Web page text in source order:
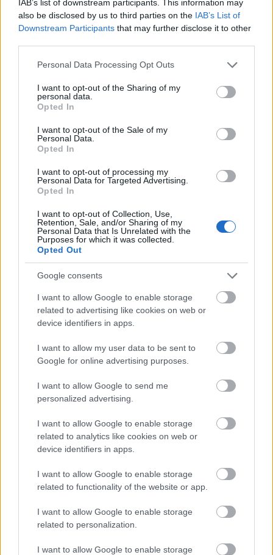
IAB’s list of downstream participants. This information may
also be disclosed by us to third parties on the IAB’s List of
Downstream Participants that may further disclose it to other
Please note that this website/app uses one or more Google
not limited to your visit or usage behaviour. You may click to
grant or deny consent to Google and its third-party tags to
use your data for below specified purposes in below Google
consent section.
Personal Data Processing Opt Outs
I want to opt-out of the Sharing of my
personal data.
Opted In
I want to opt-out of the Sale of my
Personal Data.
Opted In
I want to opt-out of processing my
Personal Data for Targeted Advertising.
Opted In
I want to opt-out of Collection, Use,
Retention, Sale, and/or Sharing of my
Personal Data that Is Unrelated with the
Purposes for which it was collected.
Opted Out
Google consents
I want to allow Google to enable storage
related to advertising like cookies on web or
device identifiers in apps.
I want to allow my user data to be sent to
Google for online advertising purposes.
I want to allow Google to send me
personalized advertising.
I want to allow Google to enable storage
related to analytics like cookies on web or
device identifiers in apps.
I want to allow Google to enable storage
related to functionality of the website or app.
I want to allow Google to enable storage
related to personalization.
I want to allow Google to enable storage
Október 30-án Tony MacAlpine koncertezik
az A38-on. A virtuóz amerikai gitáros
Gardenscímű új albuma dalait mutatja be, de
azEdge of Insanity
Premonition
és a Chromaticity
című lemezeiről
is válogat. MacAlpine-t Aquiles Priester dobos
és Björn Englen basszusgitáros kíséri a
Forrás: MTI
Koncert Budapest Zene Rock Gitár A38
ARÉNÁBAN